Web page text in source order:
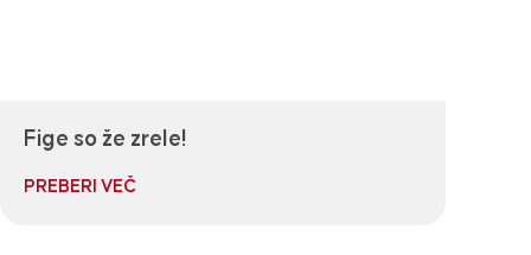
Fige so že zrele!
PREBERI VEČ